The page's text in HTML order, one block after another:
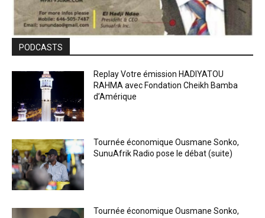
PODCASTS
Replay Votre émission HADIYATOU
RAHMA avec Fondation Cheikh Bamba
d’Amérique
Tournée économique Ousmane Sonko,
SunuAfrik Radio pose le débat (suite)
Tournée économique Ousmane Sonko,